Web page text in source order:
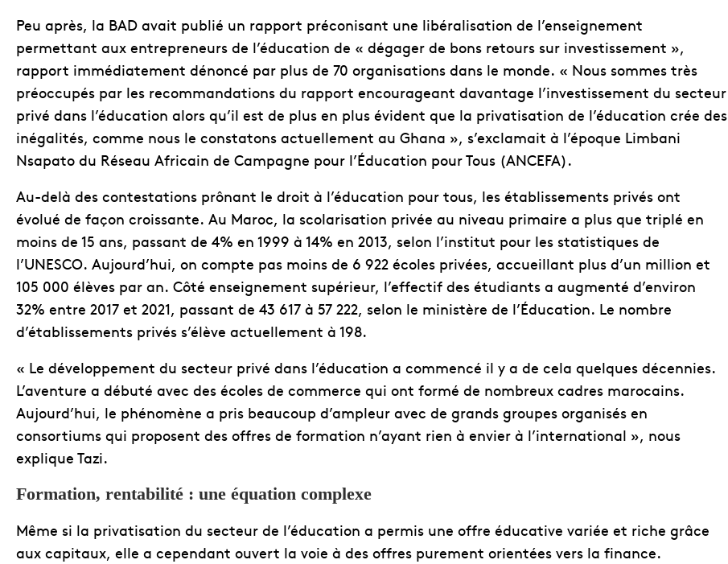
Peu après, la BAD avait publié un rapport préconisant une libéralisation de l’enseignement
permettant aux entrepreneurs de l’éducation de « dégager de bons retours sur investissement »,
rapport immédiatement dénoncé par plus de 70 organisations dans le monde. « Nous sommes très
préoccupés par les recommandations du rapport encourageant davantage l’investissement du secteur
privé dans l’éducation alors qu’il est de plus en plus évident que la privatisation de l’éducation crée des
inégalités, comme nous le constatons actuellement au Ghana », s’exclamait à l’époque Limbani
Nsapato du Réseau Africain de Campagne pour l’Éducation pour Tous (ANCEFA).
Au-delà des contestations prônant le droit à l’éducation pour tous, les établissements privés ont
évolué de façon croissante. Au Maroc, la scolarisation privée au niveau primaire a plus que triplé en
moins de 15 ans, passant de 4% en 1999 à 14% en 2013, selon l’institut pour les statistiques de
l’UNESCO. Aujourd’hui, on compte pas moins de 6 922 écoles privées, accueillant plus d’un million et
105 000 élèves par an. Côté enseignement supérieur, l’effectif des étudiants a augmenté d’environ
32% entre 2017 et 2021, passant de 43 617 à 57 222, selon le ministère de l’Éducation. Le nombre
d’établissements privés s’élève actuellement à 198.
« Le développement du secteur privé dans l’éducation a commencé il y a de cela quelques décennies.
L’aventure a débuté avec des écoles de commerce qui ont formé de nombreux cadres marocains.
Aujourd’hui, le phénomène a pris beaucoup d’ampleur avec de grands groupes organisés en
consortiums qui proposent des offres de formation n’ayant rien à envier à l’international », nous
explique Tazi.
Formation, rentabilité : une équation complexe
Même si la privatisation du secteur de l’éducation a permis une offre éducative variée et riche grâce
aux capitaux, elle a cependant ouvert la voie à des offres purement orientées vers la finance.